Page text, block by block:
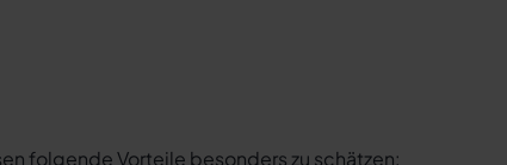
folgende Vorteile besonders zu schätzen: